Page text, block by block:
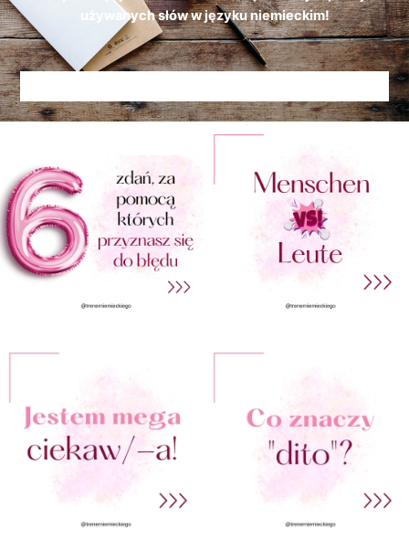
używanych słów w języku niemieckim!